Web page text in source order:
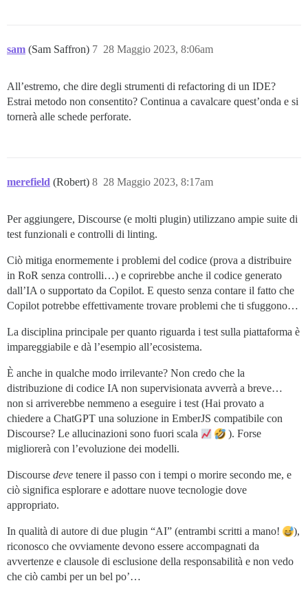
sam (Sam Saffron) 28 Maggio 2023, 8:06am
7
All’estremo, che dire degli strumenti di refactoring di un IDE?
Estrai metodo non consentito? Continua a cavalcare quest’onda e si
tornerà alle schede perforate.
merefield (Robert) 28 Maggio 2023, 8:17am
8
Per aggiungere, Discourse (e molti plugin) utilizzano ampie suite di
test funzionali e controlli di linting.
Ciò mitiga enormemente i problemi del codice (prova a distribuire
in RoR senza controlli…) e coprirebbe anche il codice generato
dall’IA o supportato da Copilot. E questo senza contare il fatto che
Copilot potrebbe effettivamente trovare problemi che ti sfuggono…
La disciplina principale per quanto riguarda i test sulla piattaforma è
impareggiabile e dà l’esempio all’ecosistema.
È anche in qualche modo irrilevante? Non credo che la
distribuzione di codice IA non supervisionata avverrà a breve…
non si arriverebbe nemmeno a eseguire i test (Hai provato a
chiedere a ChatGPT una soluzione in EmberJS compatibile con
Discourse? Le allucinazioni sono fuori scala
). Forse
migliorerà con l’evoluzione dei modelli.
Discourse deve tenere il passo con i tempi o morire secondo me, e
ciò significa esplorare e adottare nuove tecnologie dove
appropriato.
In qualità di autore di due plugin “AI” (entrambi scritti a mano!
),
riconosco che ovviamente devono essere accompagnati da
avvertenze e clausole di esclusione della responsabilità e non vedo
che ciò cambi per un bel po’…